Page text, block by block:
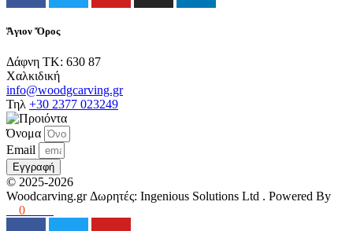
Ἅγιον Ὄρος
Δάφνη ΤΚ: 630 87
Χαλκιδική
info@woodgcarving.gr
Τηλ +30 2377 023249
Όνομα
Email
Εγγραφή
© 2025-2026
Woodcarving.grΔωρητές: Ingenious Solutions Ltd . Powered By
0